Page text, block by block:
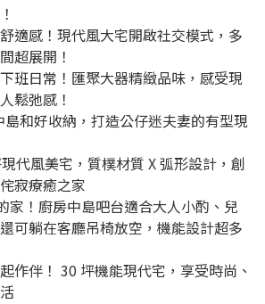
適感！現代風大宅開啟社交模式，多
超展開！
班日常！匯聚大器精緻品味，感受現
鬆弛感！
島和好收納，打造公仔迷夫妻的有型現
代風美宅，質樸材質 X 弧形設計，創
寂療癒之家
家！廚房中島吧台適合大人小酌、兒
可躺在客廳吊椅放空，機能設計超多
作伴！ 30 坪機能現代宅，享受時尚、